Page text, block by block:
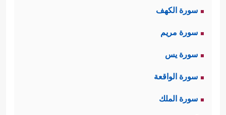
سورة الكهف
سورة مريم
سورة يس
سورة الواقعة
سورة الملك